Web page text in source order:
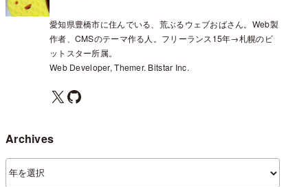
愛知県豊橋市に住んでいる、荒ぶるウェブおばさん。Web製
作者、CMSのテーマ作る人。フリーランス15年→札幌のビ
ットスター所属。
Web Developer, Themer. Bitstar Inc.
X GitHub
Archives
ア
ー